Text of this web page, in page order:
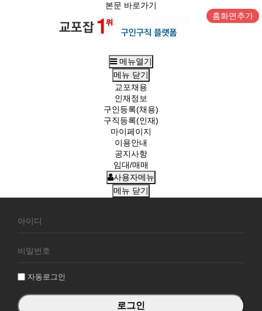
본문 바로가기
홈화면추가
메뉴열기
메뉴 닫기
교포채용
인재정보
구인등록(채용)
구직등록(인재)
마이페이지
이용안내
공지사항
임대/매매
사용자메뉴
메뉴 닫기
원
그
자동로그인